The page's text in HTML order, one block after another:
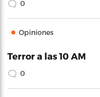
0
Opiniones
Terror a las 10 AM
0